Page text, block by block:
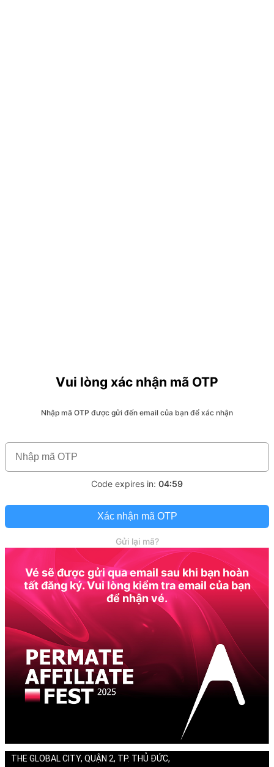
Vui lòng xác nhận mã OTP
Nhập mã OTP được gửi đến email của bạn để xác nhận
Code expires in: 04:59
Xác nhận mã OTP
Gửi lại mã?
Vé sẽ được gửi qua email sau khi bạn hoàn
tất đăng ký. Vui lòng kiểm tra email của bạn
để nhận vé.
THE GLOBAL CITY, QUẬN 2, TP. THỦ ĐỨC,